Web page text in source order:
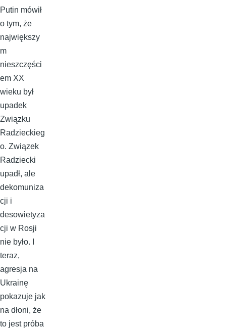
Putin mówił
o tym, że
największy
m
nieszczęści
em XX
wieku był
upadek
Związku
Radzieckieg
o. Związek
Radziecki
upadł, ale
dekomuniza
cji i
desowietyza
cji w Rosji
nie było. I
teraz,
agresja na
Ukrainę
pokazuje jak
na dłoni, że
to jest próba